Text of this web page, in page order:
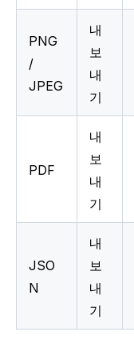
PNG
/
JPEG
내
보
내
기
PDF
내
보
내
기
JSO
N
내
보
내
기